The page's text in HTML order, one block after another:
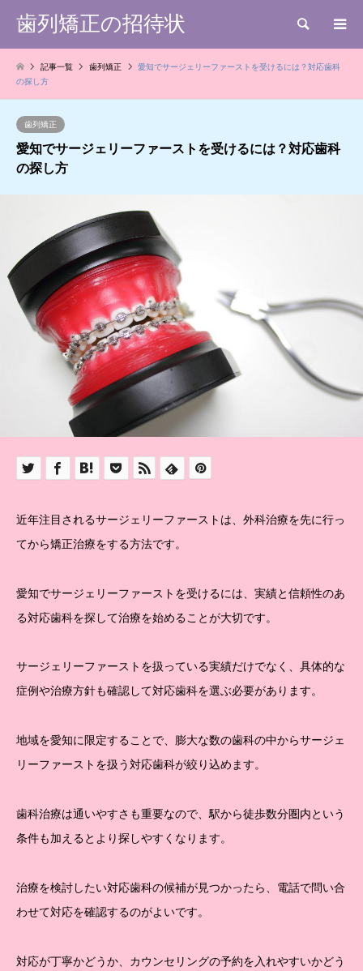
歯列矯正の招待状 検索
記事一覧 歯列矯正
愛知でサージェリーファーストを受けるには？対応歯科
の探し方
歯列矯正
愛知でサージェリーファーストを受けるには？対応歯科
の探し方
近年注目されるサージェリーファーストは、外科治療を先に行っ
てから矯正治療をする方法です。
愛知でサージェリーファーストを受けるには、実績と信頼性のあ
る対応歯科を探して治療を始めることが大切です。
サージェリーファーストを扱っている実績だけでなく、具体的な
症例や治療方針も確認して対応歯科を選ぶ必要があります。
地域を愛知に限定することで、膨大な数の歯科の中からサージェ
リーファーストを扱う対応歯科が絞り込めます。
歯科治療は通いやすさも重要なので、駅から徒歩数分圏内という
条件も加えるとより探しやすくなります。
治療を検討したい対応歯科の候補が見つかったら、電話で問い合
わせて対応を確認するのがよいです。
対応が丁寧かどうか、カウンセリングの予約を入れやすいかどう